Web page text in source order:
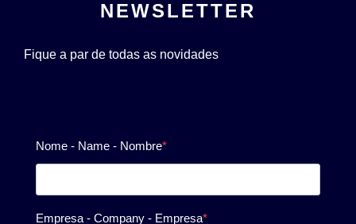
NEWSLETTER
Fique a par de todas as novidades